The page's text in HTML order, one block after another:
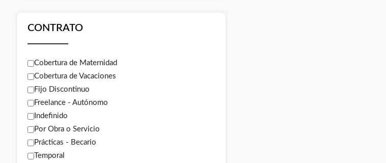
CONTRATO
Cobertura de Maternidad
Cobertura de Vacaciones
Fijo Discontinuo
Freelance - Autónomo
Indefinido
Por Obra o Servicio
Prácticas - Becario
Temporal